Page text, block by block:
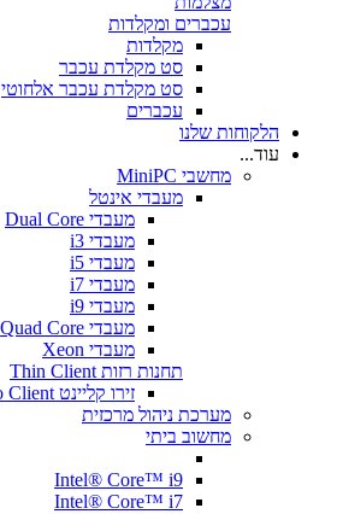
עכברים ומקלדות
מקלדות
סט מקלדת עכבר
סט מקלדת עכבר אלחוטי
עכברים
הלקוחות שלנו
עוד...
מחשבי MiniPC
מעבדי אינטל
מעבדי Dual Core
מעבדי i3
מעבדי i5
מעבדי i7
מעבדי i9
מעבדי Quad Core
מעבדי Xeon
תחנות רזות Thin Client
זירו קליינט Zero Client
מערכת ניהול מרכזית
מחשוב ביתי
Intel® Core™ i9
Intel® Core™ i7